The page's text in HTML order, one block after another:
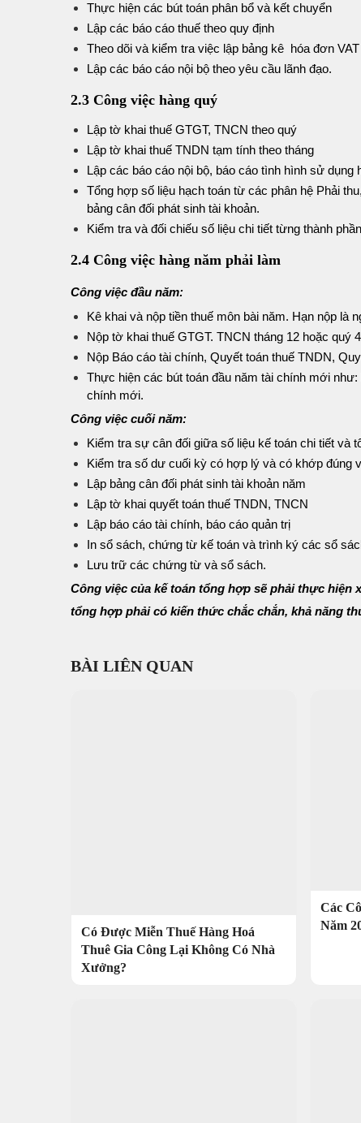
Thực hiện các bút toán phân bổ và kết chuyển
Lập các báo cáo thuế theo quy định
Theo dõi và kiểm tra việc lập bảng kê hóa đơn
Lập các báo cáo nội bộ theo yêu cầu lãnh đạo.
2.3 Công việc hàng quý
Lập tờ khai thuế GTGT, TNCN theo quý
Lập tờ khai thuế TNDN tạm tính theo tháng
Lập các báo cáo nội bộ, báo cáo tình hình sử dụng
Tổng hợp số liệu hạch toán từ các phân hệ Phải
bảng cân đối phát sinh tài khoản.
Kiểm tra và đối chiếu số liệu chi tiết từng thành
2.4 Công việc hàng năm phải làm
Công việc đầu năm:
Kê khai và nộp tiền thuế môn bài năm. Hạn nộp là
Nộp tờ khai thuế GTGT. TNCN tháng 12 hoặc
Nộp Báo cáo tài chính, Quyết toán thuế TNDN,
Thực hiện các bút toán đầu năm tài chính mới
chính mới.
Công việc cuối năm:
Kiểm tra sự cân đối giữa số liệu kế toán chi tiết và
Kiểm tra số dư cuối kỳ có hợp lý và có khớp đúng
Lập bảng cân đối phát sinh tài khoản năm
Lập tờ khai quyết toán thuế TNDN, TNCN
Lập báo cáo tài chính, báo cáo quản trị
In sổ sách, chứng từ kế toán và trình ký các sổ
Lưu trữ các chứng từ và sổ sách.
Công việc của kế toán tổng hợp sẽ phải thực
tổng hợp phải có kiến thức chắc chắn, khả năng
BÀI LIÊN QUAN
Có Được Miễn Thuế Hàng Hoá
Thuê Gia Công Lại Không Có Nhà
Xưởng?
Các
Năm